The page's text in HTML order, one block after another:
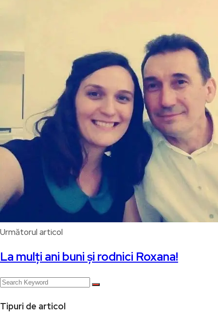
Următorul articol
La mulți ani buni și rodnici Roxana!
Tipuri de articol